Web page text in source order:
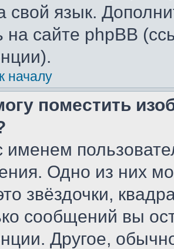
свой язык.
на сайте phpBB
началу
поместить
именем
Одно из них
звёздочки,
сообщений вы
Другое,